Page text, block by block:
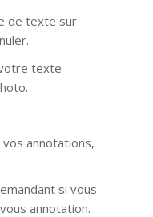
de texte sur
texte
annotations,
si vous
annotation.